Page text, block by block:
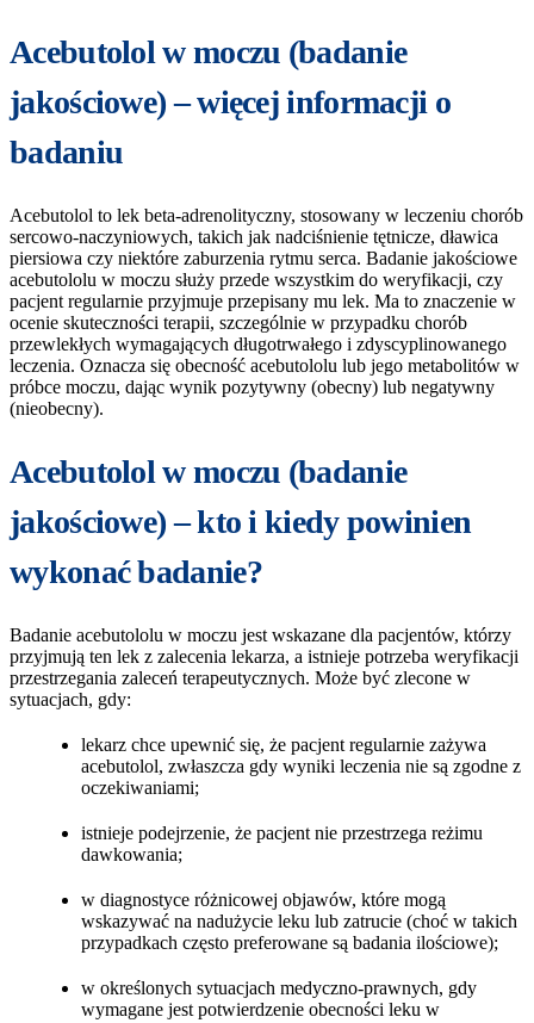
Acebutolol w moczu (badanie
jakościowe) – więcej informacji o
badaniu
Acebutolol to lek beta-adrenolityczny, stosowany w leczeniu chorób
sercowo-naczyniowych, takich jak nadciśnienie tętnicze, dławica
piersiowa czy niektóre zaburzenia rytmu serca. Badanie jakościowe
acebutololu w moczu służy przede wszystkim do weryfikacji, czy
pacjent regularnie przyjmuje przepisany mu lek. Ma to znaczenie w
ocenie skuteczności terapii, szczególnie w przypadku chorób
przewlekłych wymagających długotrwałego i zdyscyplinowanego
leczenia. Oznacza się obecność acebutololu lub jego metabolitów w
próbce moczu, dając wynik pozytywny (obecny) lub negatywny
(nieobecny).
Acebutolol w moczu (badanie
jakościowe) – kto i kiedy powinien
wykonać badanie?
Badanie acebutololu w moczu jest wskazane dla pacjentów, którzy
przyjmują ten lek z zalecenia lekarza, a istnieje potrzeba weryfikacji
przestrzegania zaleceń terapeutycznych. Może być zlecone w
sytuacjach, gdy:
lekarz chce upewnić się, że pacjent regularnie zażywa
acebutolol, zwłaszcza gdy wyniki leczenia nie są zgodne z
oczekiwaniami;
istnieje podejrzenie, że pacjent nie przestrzega reżimu
dawkowania;
w diagnostyce różnicowej objawów, które mogą
wskazywać na nadużycie leku lub zatrucie (choć w takich
przypadkach często preferowane są badania ilościowe);
w określonych sytuacjach medyczno-prawnych, gdy
wymagane jest potwierdzenie obecności leku w